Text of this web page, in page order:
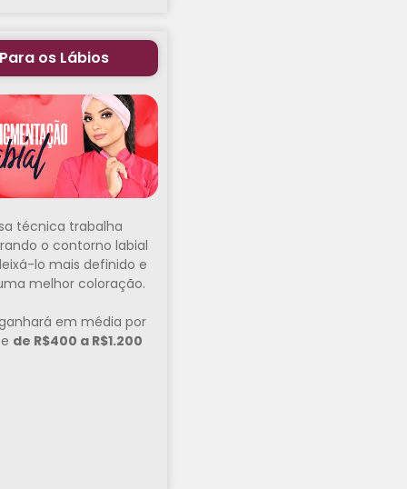
os Lábios
técnica trabalha
o contorno labial
lo mais definido e
melhor coloração.
em média por
de R$400 a R$1.200